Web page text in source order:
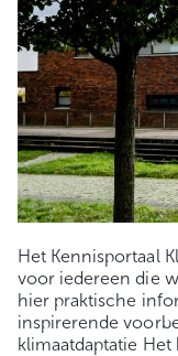
Het Kennisportaal
voor iedereen die
hier praktische
inspirerende
klimaatdaptatie